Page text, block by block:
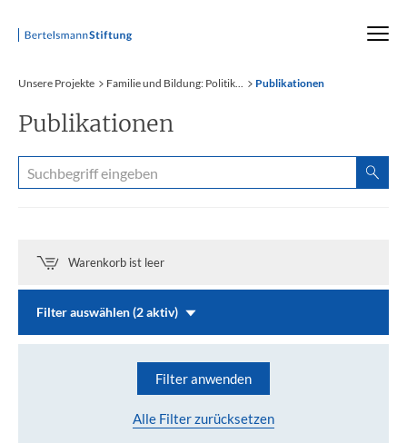
Startseite
Unsere Projekte Familie und Bildung: Politik... Publikationen
Publikationen
Warenkorb ist leer
Filter auswählen (2 aktiv)
Filter anwenden
Alle Filter zurücksetzen